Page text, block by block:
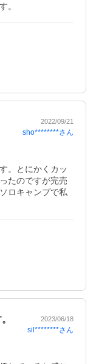
。
2022/09/21
sho********さん
。とにかくカッ
たのですが完売
ロキャンプで私
2023/06/18
sil********さん